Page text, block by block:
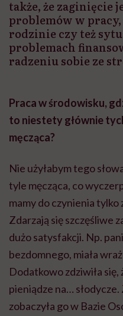
także, że zaginięcie
problemów w
rodzinie czy też
problemach
radzeniu sobie ze
Praca w środowisku,
to niestety głównie
męcząca?
Nie użyłabym tego
tyle męcząca, co
mamy do czynienia
Zdarzają się szczęśliwe
dużo satysfakcji. Np.
bezdomnego, miała
Dodatkowo zdziwiła się,
pieniądze na… słodycze.
zobaczyła go w Bazie